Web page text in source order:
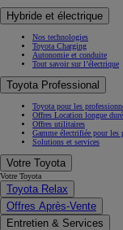
Hybride et électrique
Nos technologies
Toyota Charging
Autonomie et conduite
Tout savoir sur l’électrique
Toyota Professional
Toyota pour les
Offres Location longue
Offres utilitaires
Gamme électrifiée pour les
Solutions et services
Votre Toyota
Votre Toyota
Toyota Relax
Offres Après-Vente
Entretien & Services